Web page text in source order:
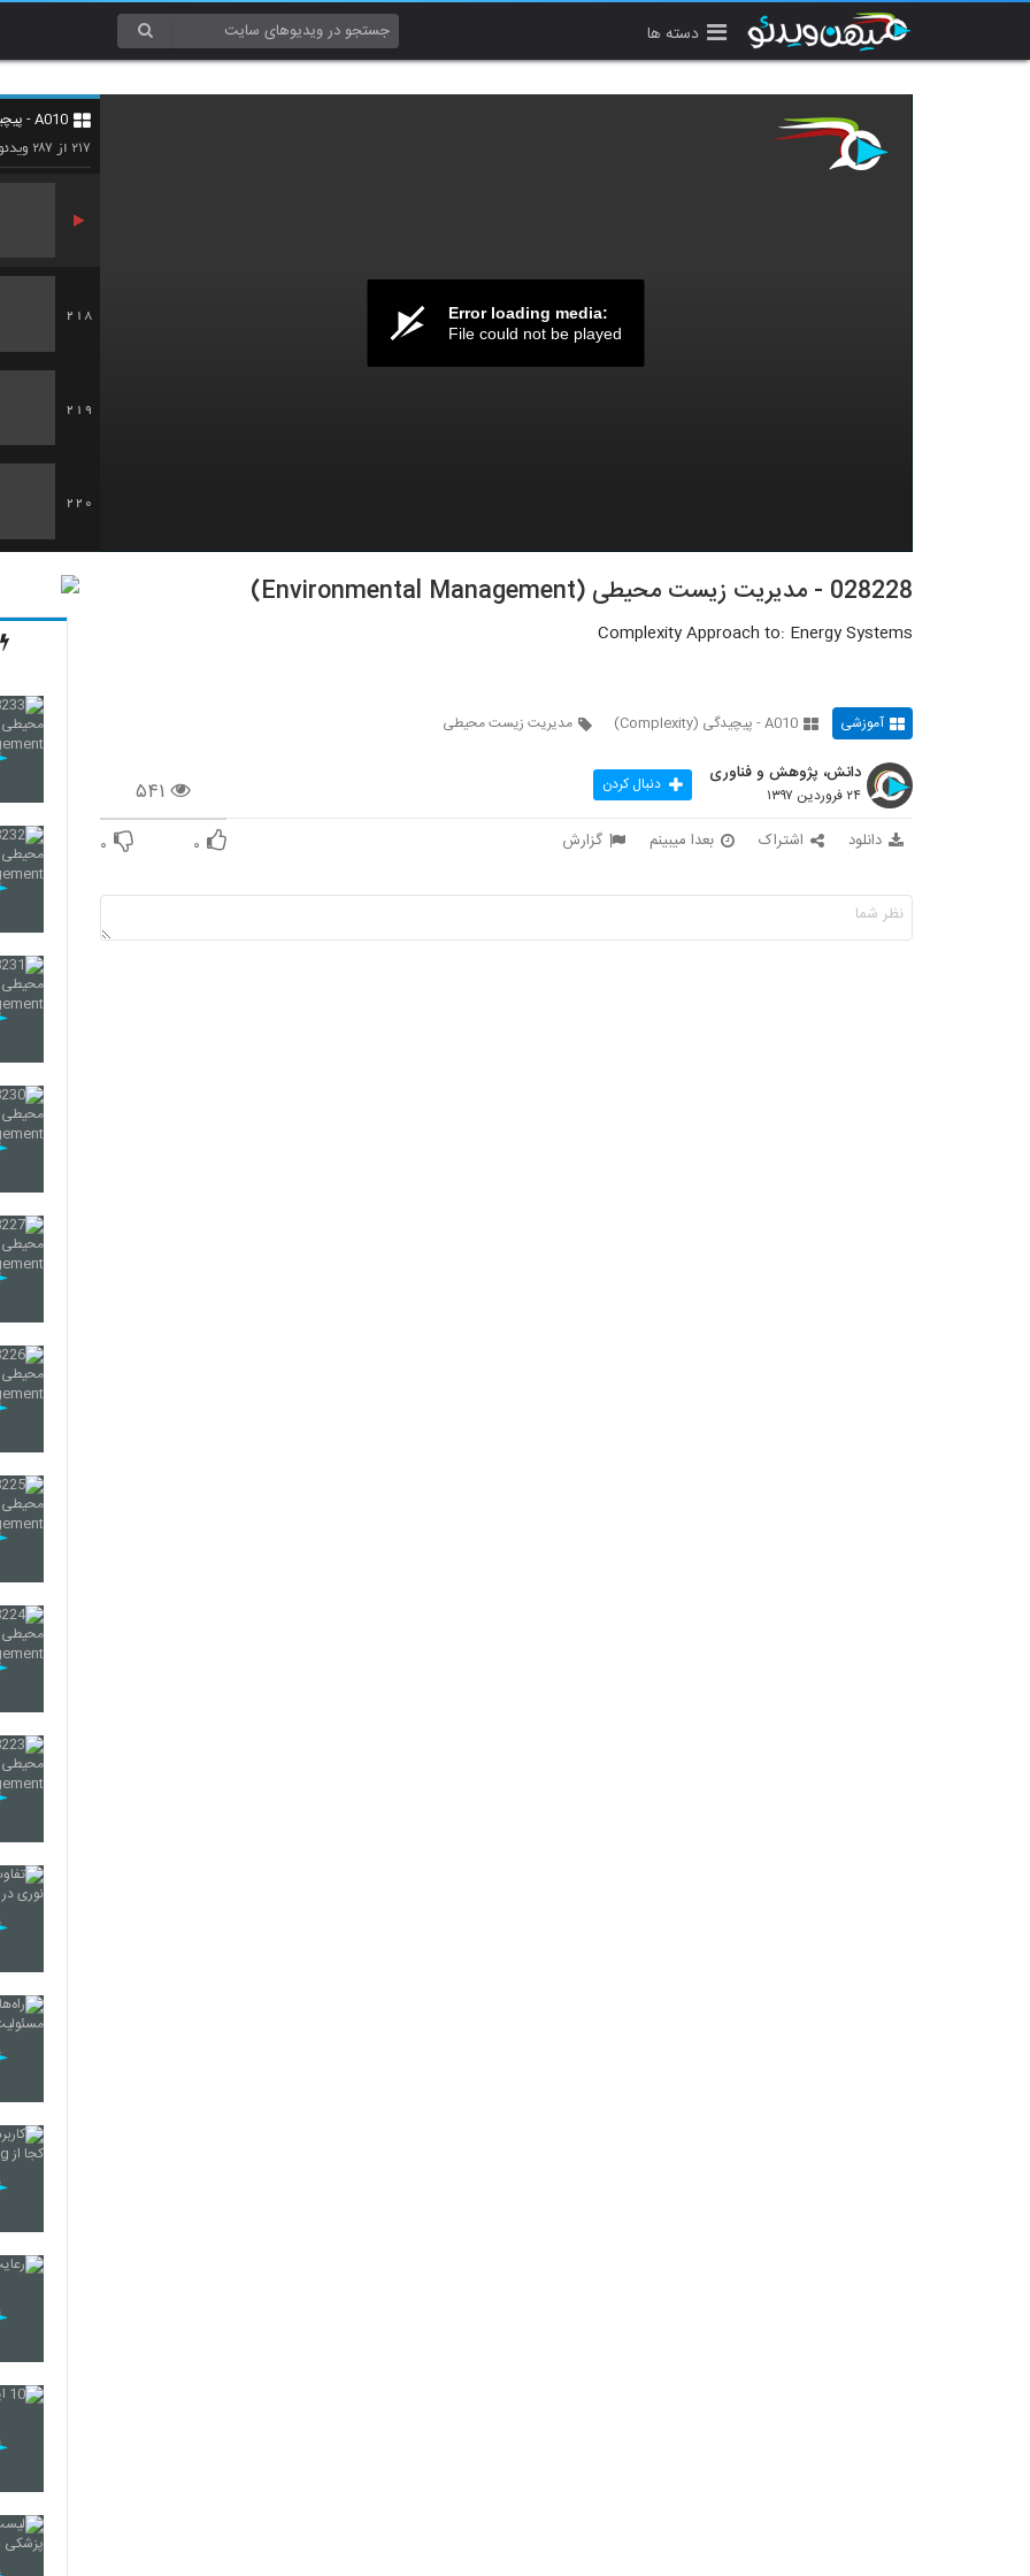
دسته ها
Error loading media:
File could not be played
A010 - پیچیدگی (Complexity)
۲۱۷ از ۲۸۷ ویدئو
216
218
219
220
221 028228 - مدیریت زیست محیطی (Environmental Management)
Complexity Approach to: Energy Systems
آموزشی A010 - پیچیدگی (Complexity) مدیریت زیست محیطی
۵۴۱
دانش، پژوهش و فناوری
۲۴ فروردین ۱۳۹۷ دنبال کردن
دانلود اشتراک بعدا میبینم گزارش ۰ ۰